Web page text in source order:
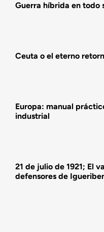
Guerra híbrida en todo
Ceuta o el eterno
Europa: manual
industrial
21 de julio de 1921; El
defensores de